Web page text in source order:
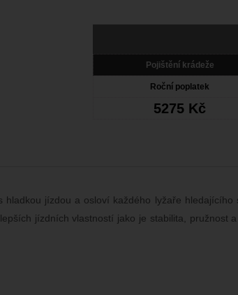
Pojištění krádeže
Roční poplatek
5275 Kč
jízdou a osloví každého lyžaře hledajícího
jízdních vlastností jako je stabilita, pružnost